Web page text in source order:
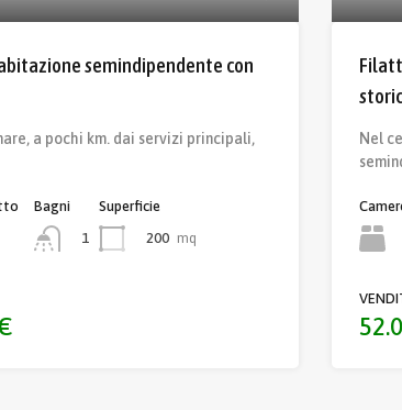
semindipendente con
a pochi km. dai servizi principali,
Bagni
1
Superficie
200 mq
Nel